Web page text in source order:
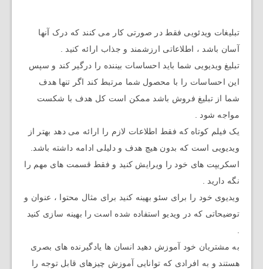
تبلیغات ویدئویی فقط در صورتی کار می کنند که درک آنها
آسان باشد ، اطلاعاتی ارزشمند و جذاب ارائه کنید .
تبلیغ ویدیویی شما باید احساسات بیننده را درگیر کند و سپس
این احساسات را با محصول شما مرتبط کند اگر تنها هدف
شما از تبلیغ فروش باشد ممکن است کل هدف با شکست
مواجه شود .
یک فیلم کوتاه که فقط اطلاعات لازم را ارائه می دهد بهتر از
ویدیویی است که بدون هیچ هدف و دلیلی ادامه داشته باشد.
اسکریپت های خود را ویرایش کنید و فقط قسمت های مهم را
نگه دارید .
ویدیوی خود را برای سئو بهینه کنید برای مثال محتوا ، عنوان و
توضیحاتی که در ویدیو استفاده شده است را بهینه سازی کنید
به مشتریان خود آموزش دهید انسان ها یادگیرنده های بصری
هستند و به افرادی که توانایی آموزش چیزهای قابل توجه را